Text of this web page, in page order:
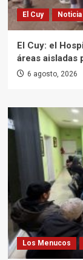
El Cuy
El Cuy: el
áreas aisladas
6 agosto, 2026
Los Menucos